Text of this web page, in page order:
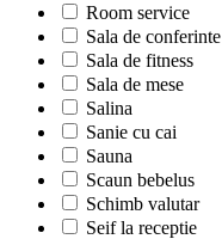
Room service
Sala de conferinte
Sala de fitness
Sala de mese
Salina
Sanie cu cai
Sauna
Scaun bebelus
Schimb valutar
Seif la receptie